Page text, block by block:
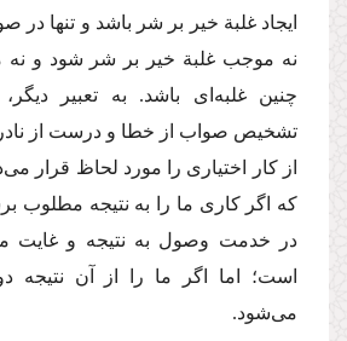
ایجاد غلبة خیر بر شر باشد و تنها
نه موجب غلبة خیر بر شر شود و نه
چنین غلبه‌ای باشد. به تعبیر
تشخیص صواب از خطا و درست از
از كار اختیاری را مورد لحاظ قرار
كه اگر كاری ما را به نتیجه مطلوب
در خدمت وصول به نتیجه و غایت
است؛ اما اگر ما را از آن نتیجه
می‌شود.